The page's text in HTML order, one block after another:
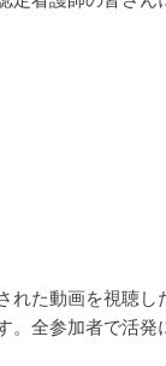
れた動画を視聴
全参加者で活発